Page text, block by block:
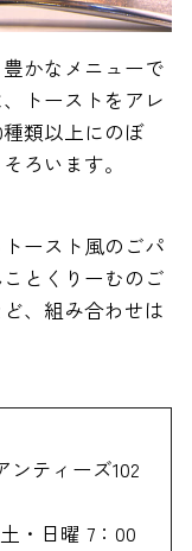
かなメニューで
トーストをアレ
類以上にのぼ
ろいます。
ースト風のごパ
とくりーむのご
、組み合わせは
ンティーズ102
・日曜 7：00